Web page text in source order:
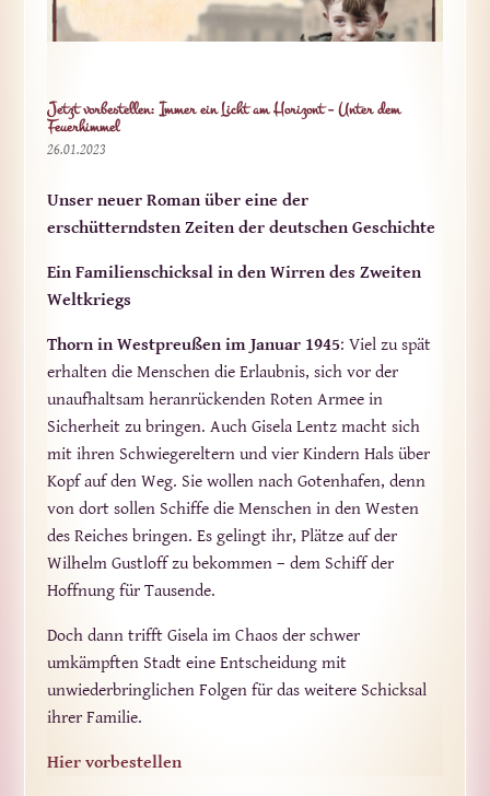
Jetzt vorbestellen: Immer ein Licht am Horizont – Unter dem
Feuerhimmel
26.01.2023
Unser neuer Roman über eine der
erschütterndsten Zeiten der deutschen Geschichte
Ein Familienschicksal in den Wirren des Zweiten
Weltkriegs
Thorn in Westpreußen im Januar 1945: Viel zu spät
erhalten die Menschen die Erlaubnis, sich vor der
unaufhaltsam heranrückenden Roten Armee in
Sicherheit zu bringen. Auch Gisela Lentz macht sich
mit ihren Schwiegereltern und vier Kindern Hals über
Kopf auf den Weg. Sie wollen nach Gotenhafen, denn
von dort sollen Schiffe die Menschen in den Westen
des Reiches bringen. Es gelingt ihr, Plätze auf der
Wilhelm Gustloff zu bekommen – dem Schiff der
Hoffnung für Tausende.
Doch dann trifft Gisela im Chaos der schwer
umkämpften Stadt eine Entscheidung mit
unwiederbringlichen Folgen für das weitere Schicksal
ihrer Familie.
Hier vorbestellen